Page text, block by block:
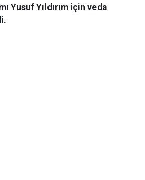
Yusuf Yıldırım için veda